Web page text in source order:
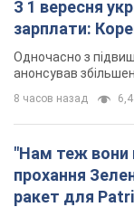
З 1 вересня
зарплати:
Одночасно з
анонсував
8 часов назад 6,4
"Нам теж вони
прохання
ракет для